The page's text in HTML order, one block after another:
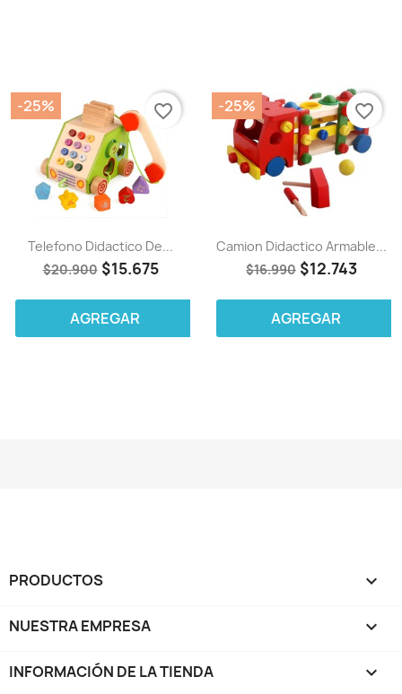
Telefono Didactico De...
$20.900 $15.675
-25%
AGREGAR
favorite_border
Camion Didactico Armable...
$16.990 $12.743
-25%
AGREGAR
favorite_border
PRODUCTOS 
NUESTRA EMPRESA 
INFORMACIÓN DE LA TIENDA keyboard_arrow_down